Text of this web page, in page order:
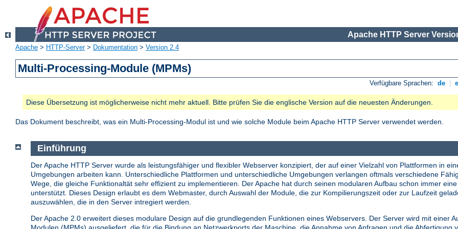
Apache HTTP Server
Apache > HTTP-Server> Dokumentation > Version 2.4
Multi-Processing-Module (MPMs)
Verfügbare Sprachen: de
Diese Übersetzung ist möglicherweise nicht mehr aktuell. Bitte prüfen Sie die englische Version auf die neuesten Änderungen.
Das Dokument beschreibt, was ein Multi-Processing-Modul ist und wie solche Module beim Apache HTTP Server verwendet werden.
Einführung
Der Apache HTTP Server wurde als leistungsfähiger und flexibler Webserver konzipiert, der auf einer Vielzahl von Plattformen in
Umgebungen arbeiten kann. Unterschiedliche Plattformen und unterschiedliche Umgebungen verlangen oftmals verschiedene
Wege, die gleiche Funktionaltät sehr effizient zu implementieren. Der Apache hat durch seinen modularen Aufbau schon immer
unterstützt. Dieses Design erlaubt es dem Webmaster, durch Auswahl der Module, die zur Kompilierungszeit oder zur Laufzeit
auszuwählen, die in den Server intregiert werden.
Der Apache 2.0 erweitert dieses modulare Design auf die grundlegenden Funktionen eines Webservers. Der Server wird mit einer
Modulen (MPMs) ausgeliefert, die für die Bindung an Netzwerkports der Maschine, die Annahme von Anfragen und die Abfertigung